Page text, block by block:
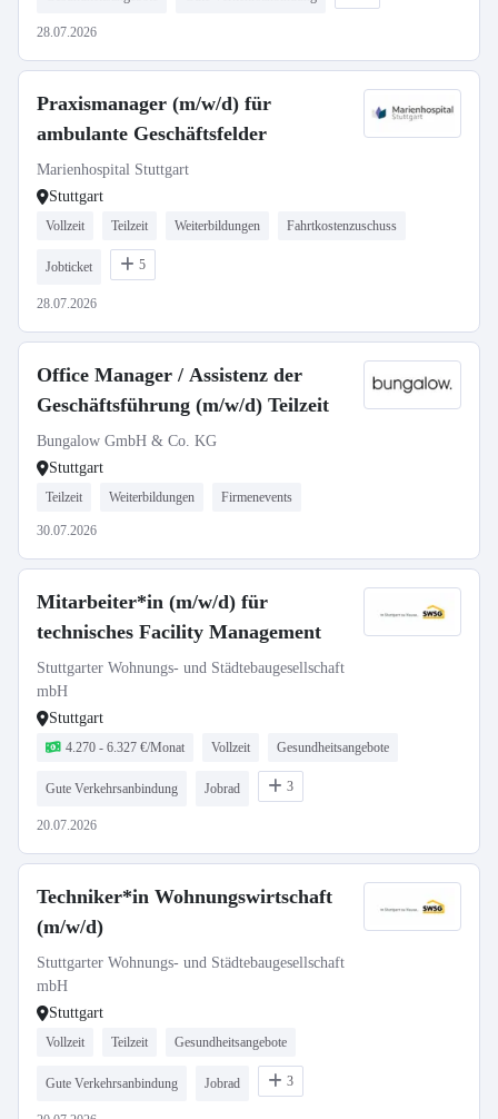
28.07.2026
Praxismanager (m/w/d) für
ambulante Geschäftsfelder
Marienhospital Stuttgart
Stuttgart
Vollzeit Teilzeit Weiterbildungen Fahrtkostenzuschuss
Jobticket 5
28.07.2026
Office Manager / Assistenz der
Geschäftsführung (m/w/d) Teilzeit
Bungalow GmbH & Co. KG
Stuttgart
Teilzeit Weiterbildungen Firmenevents
30.07.2026
Mitarbeiter*in (m/w/d) für
technisches Facility Management
Stuttgarter Wohnungs- und Städtebaugesellschaft
mbH
Stuttgart
4.270 - 6.327 €/Monat Vollzeit Gesundheitsangebote
Gute Verkehrsanbindung Jobrad 3
20.07.2026
Techniker*in Wohnungswirtschaft
(m/w/d)
Stuttgarter Wohnungs- und Städtebaugesellschaft
mbH
Stuttgart
Vollzeit Teilzeit Gesundheitsangebote
Gute Verkehrsanbindung Jobrad 3